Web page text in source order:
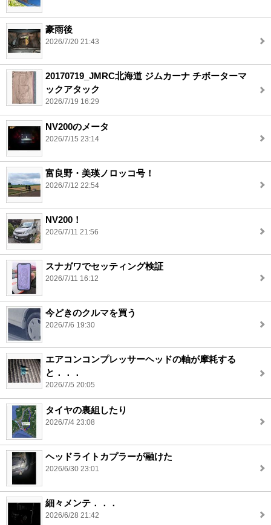
豪雨後
2026/7/20 21:43
20170719_JMRC北海道 ジムカーナ チボーターマ
ックアタック
2026/7/19 16:29
NV200のメータ
2026/7/15 23:14
富良野・美瑛ノロッコ号！
2026/7/12 22:54
NV200！
2026/7/11 21:56
スナガワでセッティング検証
2026/7/11 16:12
今どきのクルマを買う
2026/7/6 19:30
エアコンコンプレッサーヘッドの軸が摩耗する
と．．．
2026/7/5 20:05
タイヤの裏組したり
2026/7/4 23:08
ヘッドライトカプラーが融けた
2026/6/30 23:01
細々メンテ．．．
2026/6/28 21:42